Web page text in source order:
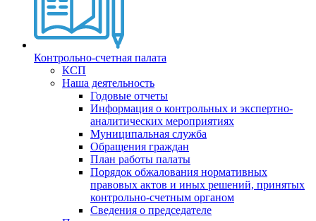
Контрольно-счетная палата
КСП
Наша деятельность
Годовые отчеты
Информация о контрольных и экспертно-
аналитических мероприятиях
Муниципальная служба
Обращения граждан
План работы палаты
Порядок обжалования нормативных
правовых актов и иных решений, принятых
контрольно-счетным органом
Сведения о председателе